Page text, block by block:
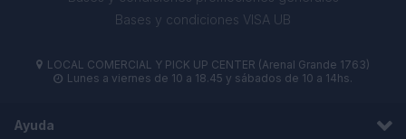
Bases y condiciones VISA UB
 LOCAL COMERCIAL Y PICK UP CENTER (Arenal Grande 1763)
 Lunes a viernes de 10 a 18.45 y sábados de 10 a 14hs.
Ayuda